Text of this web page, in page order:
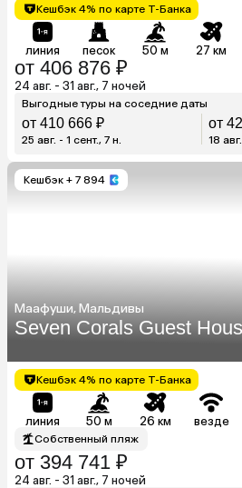
Кешбэк 4% по карте Т-Банка
линия песок 50 м 27 км
от 406 876 ₽
24 авг. - 31 авг., 7 ночей
Выгодные туры на соседние даты
от 410 666 ₽
25 авг. - 1 сент., 7 н.
от
18
Кешбэк + 7 894
Маафуши, Мальдивы
Seven Corals Guest
Кешбэк 4% по карте Т-Банка
линия 50 м 26 км везде
Собственный пляж
от 394 741 ₽
24 авг. - 31 авг., 7 ночей